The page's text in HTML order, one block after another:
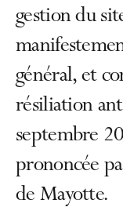
gestion du
général, et
résiliation
septembre
prononcée
de Mayotte.